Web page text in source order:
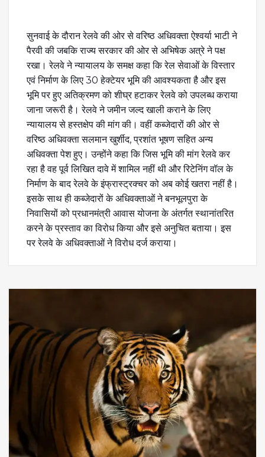
सुनवाई के दौरान रेलवे की ओर से वरिष्ठ अधिवक्ता ऐश्वर्या भाटी ने
पैरवी की जबकि राज्य सरकार की ओर से अभिषेक अत्रे ने पक्ष
रखा। रेलवे ने न्यायालय के समक्ष कहा कि रेल सेवाओं के विस्तार
एवं निर्माण के लिए 30 हेक्टेयर भूमि की आवश्यकता है और इस
भूमि पर हुए अतिक्रमण को शीघ्र हटाकर रेलवे को उपलब्ध कराया
जाना जरूरी है। रेलवे ने जमीन जल्द खाली कराने के लिए
न्यायालय से हस्तक्षेप की मांग की। वहीं कब्जेदारों की ओर से
वरिष्ठ अधिवक्ता सलमान खुर्शीद, प्रशांत भूषण सहित अन्य
अधिवक्ता पेश हुए। उन्होंने कहा कि जिस भूमि की मांग रेलवे कर
रहा है वह पूर्व लिखित दावे में शामिल नहीं थी और रिटेनिंग वॉल के
निर्माण के बाद रेलवे के इंफ्रास्ट्रक्चर को अब कोई खतरा नहीं है।
इसके साथ ही कब्जेदारों के अधिवक्ताओं ने बनभूलपुरा के
निवासियों को प्रधानमंत्री आवास योजना के अंतर्गत स्थानांतरित
करने के प्रस्ताव का विरोध किया और इसे अनुचित बताया। इस
पर रेलवे के अधिवक्ताओं ने विरोध दर्ज कराया।